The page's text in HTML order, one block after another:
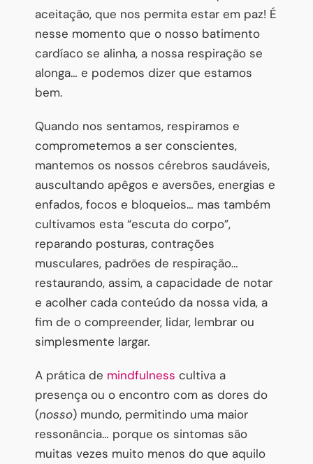
aceitação, que nos permita estar em paz! É
nesse momento que o nosso batimento
cardíaco se alinha, a nossa respiração se
alonga… e podemos dizer que estamos
bem.
Quando nos sentamos, respiramos e
comprometemos a ser conscientes,
mantemos os nossos cérebros saudáveis,
auscultando apêgos e aversões, energias e
enfados, focos e bloqueios… mas também
cultivamos esta “escuta do corpo”,
reparando posturas, contrações
musculares, padrões de respiração…
restaurando, assim, a capacidade de notar
e acolher cada conteúdo da nossa vida, a
fim de o compreender, lidar, lembrar ou
simplesmente largar.
A prática de mindfulness cultiva a
presença ou o encontro com as dores do
(nosso) mundo, permitindo uma maior
ressonância… porque os sintomas são
muitas vezes muito menos do que aquilo